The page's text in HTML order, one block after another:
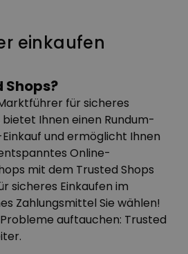
Fussmatte
über 62.000
mal gekauft
Bierkrug
Gesicht
einkaufen
Shops?
für sicheres
bietet Ihnen einen Rundum-
und ermöglicht Ihnen
Online-
mit dem Trusted Shops
sicheres Einkaufen im
Zahlungsmittel Sie wählen!
auftauchen: Trusted